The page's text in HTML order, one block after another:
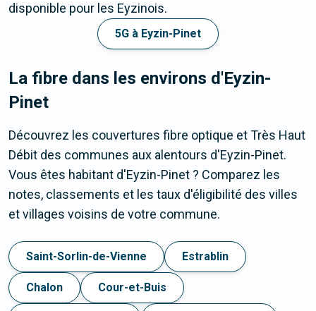
disponible pour les Eyzinois.
5G à Eyzin-Pinet
La fibre dans les environs d'Eyzin-
Pinet
Découvrez les couvertures fibre optique et Très Haut
Débit des communes aux alentours d'Eyzin-Pinet.
Vous êtes habitant d'Eyzin-Pinet ? Comparez les
notes, classements et les taux d'éligibilité des villes
et villages voisins de votre commune.
Saint-Sorlin-de-Vienne Estrablin
Chalon Cour-et-Buis